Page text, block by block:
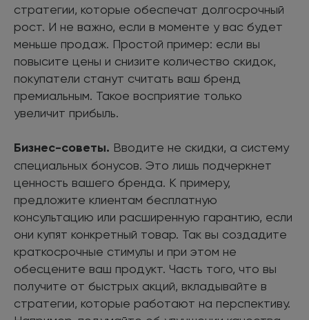
стратегии, которые обеспечат долгосрочный
рост. И не важно, если в моменте у вас будет
меньше продаж. Простой пример: если вы
повысите цены и снизите количество скидок,
покупатели станут считать ваш бренд
премиальным. Такое восприятие только
увеличит прибыль.
Бизнес-советы. Вводите не скидки, а систему
специальных бонусов. Это лишь подчеркнет
ценность вашего бренда. К примеру,
предложите клиентам бесплатную
консультацию или расширенную гарантию, если
они купят конкретный товар. Так вы создадите
краткосрочные стимулы и при этом не
обесцените ваш продукт. Часть того, что вы
получите от быстрых акций, вкладывайте в
стратегии, которые работают на перспективу.